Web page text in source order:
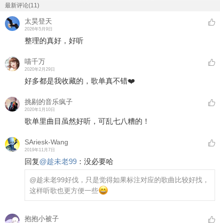
最新评论(11)
太昊登天
2026年5月9日
整理的真好，好听
喵千万
2020年2月29日
好多都是我收藏的，歌单真不错❤️
挑剔的音乐疯子
2020年1月10日
歌单里曲目虽然好听，可乱七八糟的！
SAriesk-Wang
2019年11月7日
回复@趁未老99 ： 没必要哈
@趁未老99好伐，只是觉得如果标注对应的歌曲比较好找，
这样听歌也更方便一些
抱抱小被子